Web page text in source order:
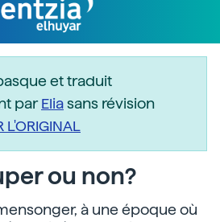
et traduit
parEliasans révision
L'ORIGINAL
ou non?
à une époque où